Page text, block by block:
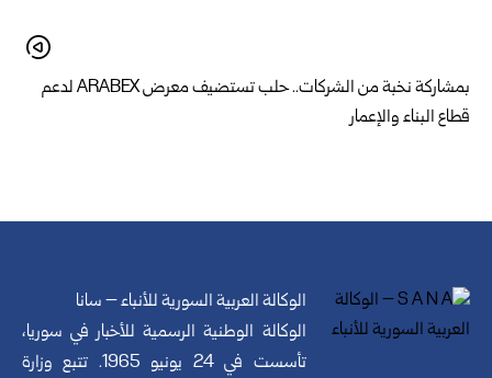
بمشاركة نخبة من الشركات.. حلب تستضيف معرض ARABEX لدعم
قطاع البناء والإعمار
الوكالة العربية السورية للأنباء – سانا
الوكالة الوطنية الرسمية للأخبار في سوريا،
تأسست في 24 يونيو 1965. تتبع وزارة